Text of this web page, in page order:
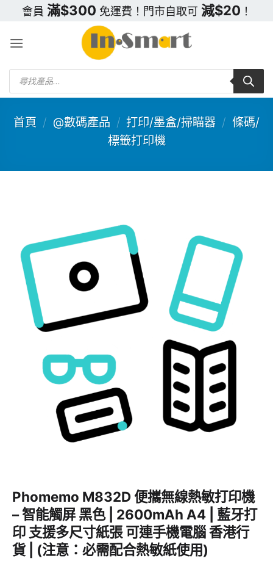
content
會員 滿$300 免運費！門市自取可 減$20 ！
Products
search
首頁 / @數碼產品 / 打印/墨盒/掃瞄器 / 條碼/
標籤打印機
Phomemo M832D 便攜無線熱敏打印機
– 智能觸屏 黑色 | 2600mAh A4 | 藍牙打
印 支援多尺寸紙張 可連手機電腦 香港行
貨 | (注意：必需配合熱敏紙使用)